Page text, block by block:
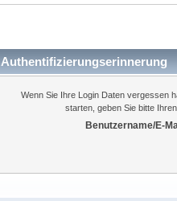
Authentifizierungserinnerung
Wenn Sie Ihre Login Daten vergessen
starten, geben Sie bitte
Benutzername/E-